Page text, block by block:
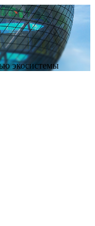
экосистемы